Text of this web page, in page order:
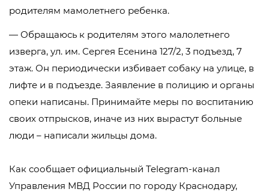
родителям мамолетнего ребенка.
— Обращаюсь к родителям этого малолетнего
изверга, ул. им. Сергея Есенина 127/2, 3 подъезд, 7
этаж. Он периодически избивает собаку на улице, в
лифте и в подъезде. Заявление в полицию и органы
опеки написаны. Принимайте меры по воспитанию
своих отпрысков, иначе из них вырастут больные
люди – написали жильцы дома.
Как сообщает официальный Telegram-канал
Управления МВД России по городу Краснодару,